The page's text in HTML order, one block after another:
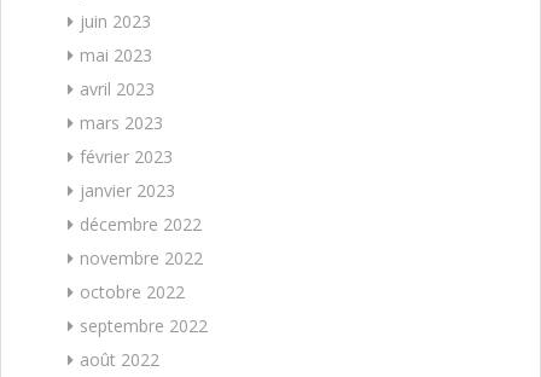
juin 2023
mai 2023
avril 2023
mars 2023
février 2023
janvier 2023
décembre 2022
novembre 2022
octobre 2022
septembre 2022
août 2022